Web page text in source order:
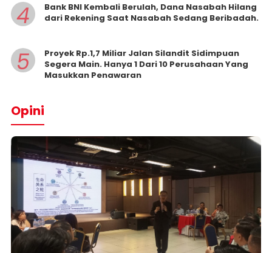
4
Bank BNI Kembali Berulah, Dana Nasabah Hilang
dari Rekening Saat Nasabah Sedang Beribadah.
5
Proyek Rp.1,7 Miliar Jalan Silandit Sidimpuan
Segera Main. Hanya 1 Dari 10 Perusahaan Yang
Masukkan Penawaran
Opini